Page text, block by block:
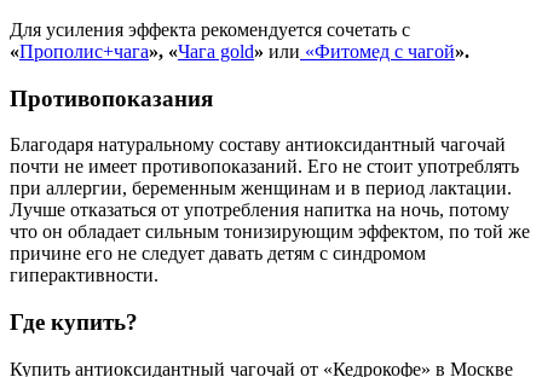
Для усиления эффекта рекомендуется сочетать с
«Прополис+чага», «Чага gold» или «Фитомед с чагой».
Противопоказания
Благодаря натуральному составу антиоксидантный чагочай
почти не имеет противопоказаний. Его не стоит употреблять
при аллергии, беременным женщинам и в период лактации.
Лучше отказаться от употребления напитка на ночь, потому
что он обладает сильным тонизирующим эффектом, по той же
причине его не следует давать детям с синдромом
гиперактивности.
Где купить?
Купить антиоксидантный чагочай от «Кедрокофе» в Москве